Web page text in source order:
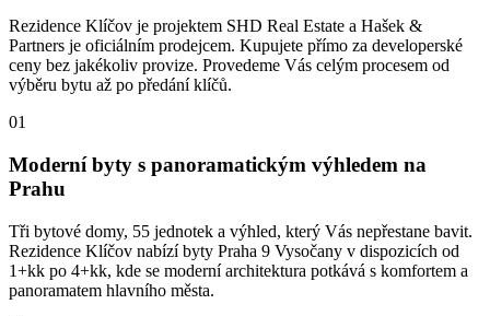
Rezidence Klíčov je projektem SHD Real Estate a Hašek &
Partners je oficiálním prodejcem. Kupujete přímo za developerské
ceny bez jakékoliv provize. Provedeme Vás celým procesem od
výběru bytu až po předání klíčů.
01
Moderní byty s panoramatickým výhledem na
Prahu
Tři bytové domy, 55 jednotek a výhled, který Vás nepřestane bavit.
Rezidence Klíčov nabízí byty Praha 9 Vysočany v dispozicích od
1+kk po 4+kk, kde se moderní architektura potkává s komfortem a
panoramatem hlavního města.